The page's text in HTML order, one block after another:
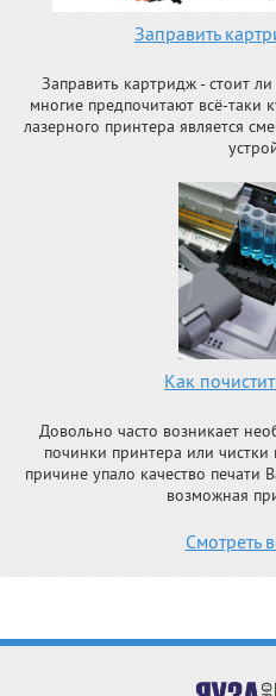
Заправить
Заправить картридж - стоит
многие предпочитают всё-таки
лазерного принтера является
Как
Довольно часто возникает
починки принтера или
причине упало качество печати
возможная
Смотреть